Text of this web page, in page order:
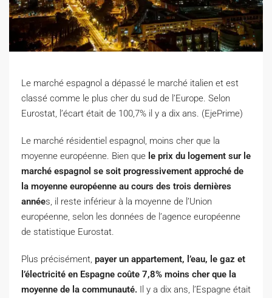
Le marché espagnol a dépassé le marché italien et est
classé comme le plus cher du sud de l’Europe. Selon
Eurostat, l’écart était de 100,7% il y a dix ans. (EjePrime)
Le marché résidentiel espagnol, moins cher que la
moyenne européenne. Bien que le prix du logement sur le
marché espagnol se soit progressivement approché de
la moyenne européenne au cours des trois dernières
années, il reste inférieur à la moyenne de l’Union
européenne, selon les données de l’agence européenne
de statistique Eurostat.
Plus précisément, payer un appartement, l’eau, le gaz et
l’électricité en Espagne coûte 7,8% moins cher que la
moyenne de la communauté. Il y a dix ans, l’Espagne était